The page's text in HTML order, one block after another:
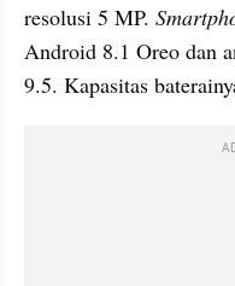
resolusi 5 MP.
Android 8.1 Oreo dan
9.5. Kapasitas